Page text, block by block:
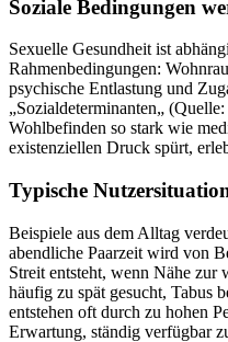
Soziale Bedingungen
Sexuelle Gesundheit ist
Rahmenbedingungen:
psychische Entlastung und
„Sozialdeterminanten„
Wohlbefinden so stark wie
existenziellen Druck spürt,
Typische
Beispiele aus dem Alltag
abendliche Paarzeit wird von
Streit entsteht, wenn Nähe
häufig zu spät gesucht, Tabus
entstehen oft durch zu hohen
Erwartung, ständig verfügbar